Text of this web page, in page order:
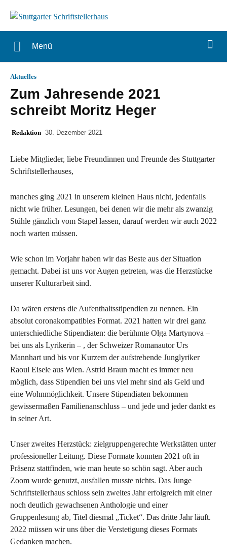
Menü
Aktuelles
Zum Jahresende 2021
schreibt Moritz Heger
Redaktion 30. Dezember 2021
Liebe Mitglieder, liebe Freundinnen und Freunde des Stuttgarter
Schriftstellerhauses,
manches ging 2021 in unserem kleinen Haus nicht, jedenfalls
nicht wie früher. Lesungen, bei denen wir die mehr als zwanzig
Stühle gänzlich vom Stapel lassen, darauf werden wir auch 2022
noch warten müssen.
Wie schon im Vorjahr haben wir das Beste aus der Situation
gemacht. Dabei ist uns vor Augen getreten, was die Herzstücke
unserer Kulturarbeit sind.
Da wären erstens die Aufenthaltsstipendien zu nennen. Ein
absolut coronakompatibles Format. 2021 hatten wir drei ganz
unterschiedliche Stipendiaten: die berühmte Olga Martynova –
bei uns als Lyrikerin – , der Schweizer Romanautor Urs
Mannhart und bis vor Kurzem der aufstrebende Junglyriker
Raoul Eisele aus Wien. Astrid Braun macht es immer neu
möglich, dass Stipendien bei uns viel mehr sind als Geld und
eine Wohnmöglichkeit. Unsere Stipendiaten bekommen
gewissermaßen Familienanschluss – und jede und jeder dankt es
in seiner Art.
Unser zweites Herzstück: zielgruppengerechte Werkstätten unter
professioneller Leitung. Diese Formate konnten 2021 oft in
Präsenz stattfinden, wie man heute so schön sagt. Aber auch
Zoom wurde genutzt, ausfallen musste nichts. Das Junge
Schriftstellerhaus schloss sein zweites Jahr erfolgreich mit einer
noch deutlich gewachsenen Anthologie und einer
Gruppenlesung ab, Titel diesmal „Ticket“. Das dritte Jahr läuft.
2022 müssen wir uns über die Verstetigung dieses Formats
Gedanken machen.